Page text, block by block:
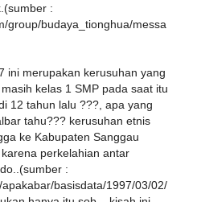
:
group/budaya_tionghua/messa
ini merupakan kerusuhan yang
kelas 1 SMP pada saat itu
12 tahun lalu ???, apa yang
tahu??? kerusuhan etnis
ke Kabupaten Sanggau
perkelahian antar
:
basisdata/1997/03/02/